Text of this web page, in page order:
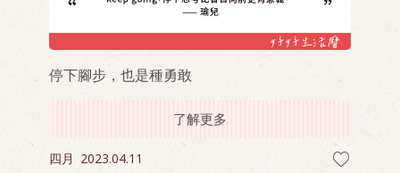
停下腳步，也是種勇敢
了解更多
四月 2023.04.11